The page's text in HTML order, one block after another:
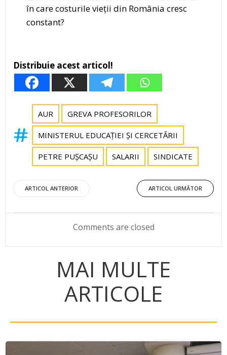
în care costurile vieții din România cresc
constant?
Distribuie acest articol!
AUR GREVA PROFESORILOR
MINISTERUL EDUCAȚIEI ȘI CERCETĂRII
PETRE PUȘCAȘU SALARII SINDICATE
Post
navigation
ARTICOL ANTERIOR
Post
navigation
ARTICOL URMĂTOR
Comments are closed
MAI MULTE
ARTICOLE